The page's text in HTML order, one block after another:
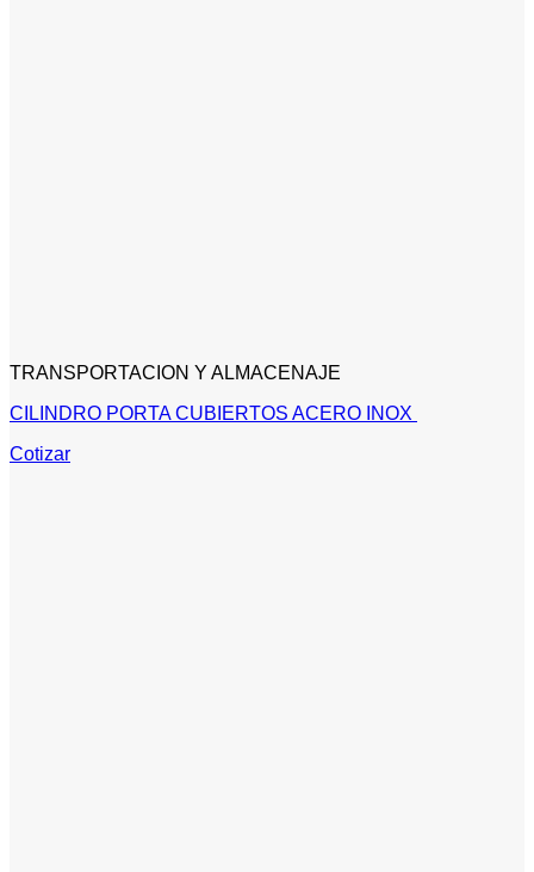
TRANSPORTACION Y ALMACENAJE
CILINDRO PORTA CUBIERTOS ACERO INOX
Cotizar